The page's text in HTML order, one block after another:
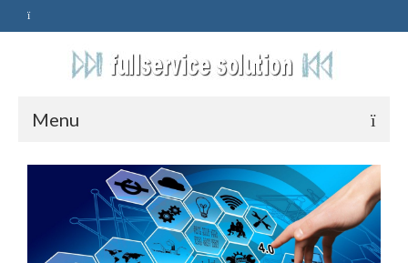
Menu
HOME
ASSISTENZA